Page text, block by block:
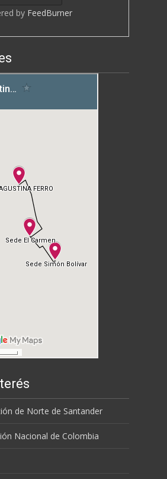
by FeedBurner
de Norte de Santander
Nacional de Colombia